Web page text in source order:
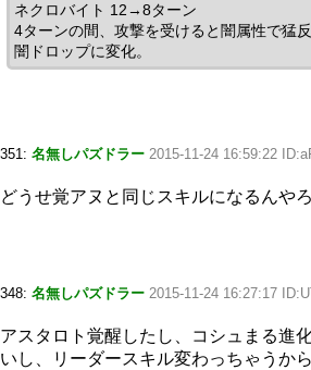
ネクロバイト 12→8ターン
4ターンの間、攻撃を受けると闇属性で猛
闇ドロップに変化。
351: 名無しパズドラー 2015-11-24 16:59:22
どうせ覚アヌと同じスキルになるんやろ
348: 名無しパズドラー 2015-11-24 16:27:17
アスタロト覚醒したし、コシュまる進
いし、リーダースキル変わっちゃうか